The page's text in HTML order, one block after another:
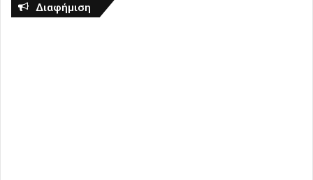
Διαφήμιση